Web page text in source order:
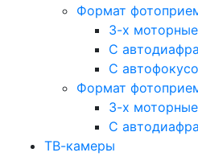
Формат
3-х моторные
С
С
Формат
3-х моторные
С
ТВ-камеры